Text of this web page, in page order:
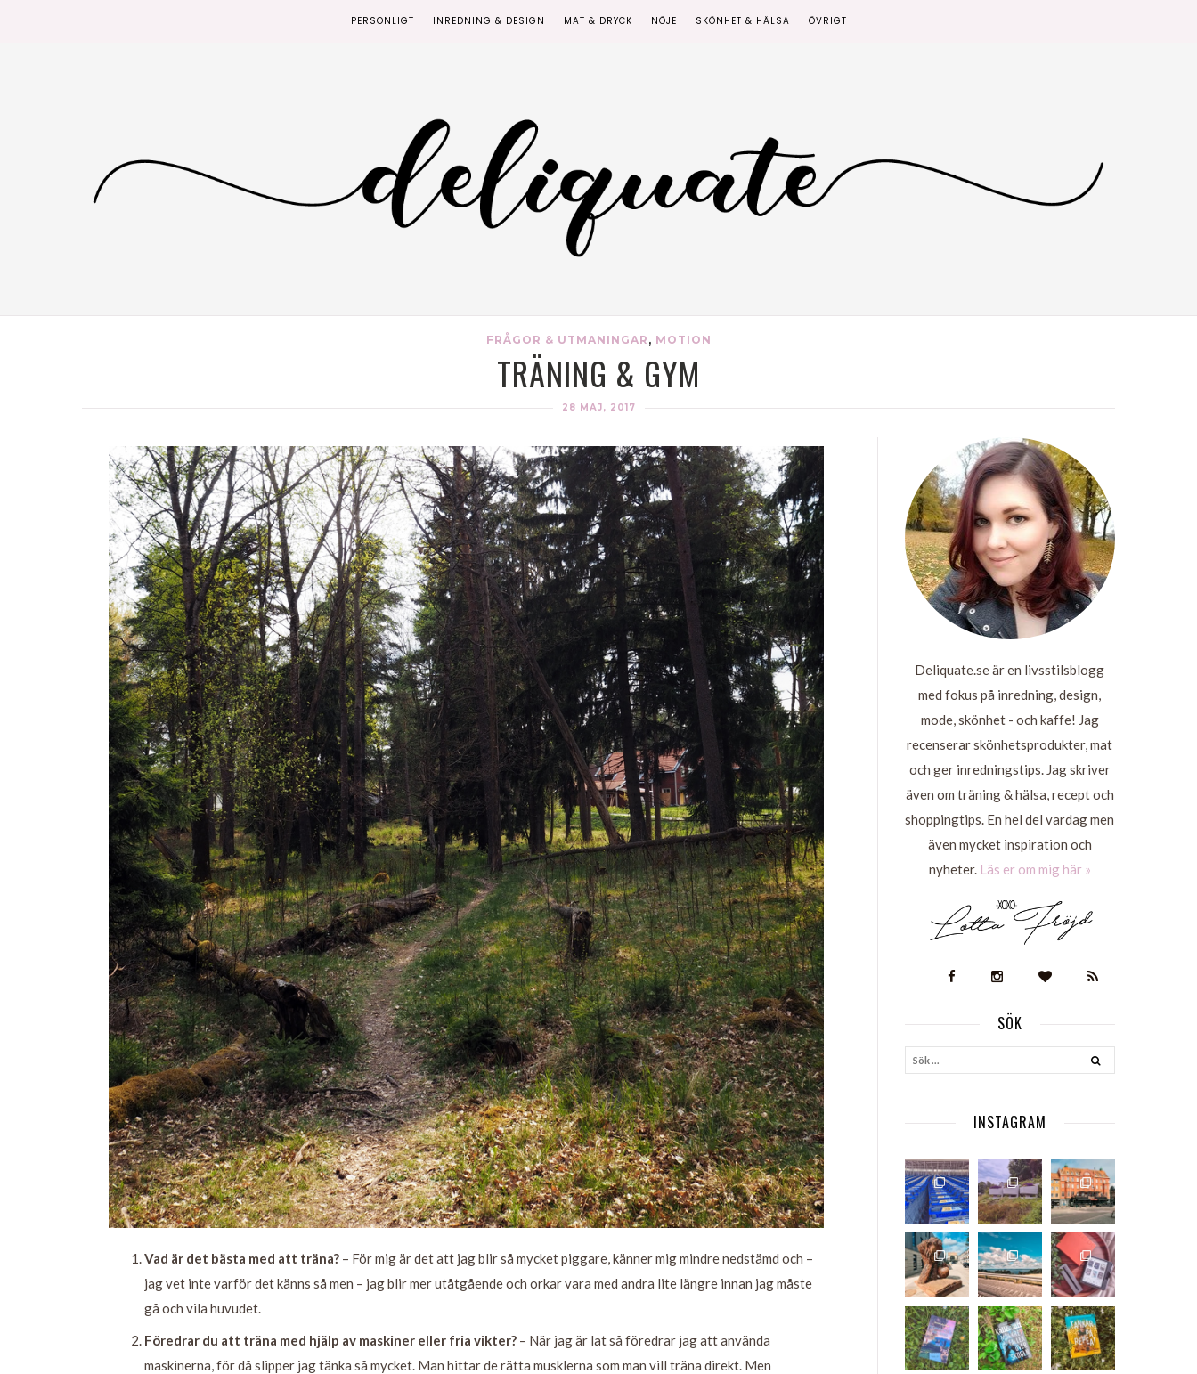
PERSONLIGT INREDNING & DESIGN MAT & DRYCK NÖJE SKÖNHET & HÄLSA ÖVRIGT
FRÅGOR & UTMANINGAR , MOTION
TRÄNING & GYM
28 MAJ, 2017
Vad är det bästa med att träna? – För mig är det att jag blir så mycket piggare, känner mig mindre nedstämd och –
jag vet inte varför det känns så men – jag blir mer utåtgående och orkar vara med andra lite längre innan jag måste
gå och vila huvudet.
Föredrar du att träna med hjälp av maskiner eller fria vikter? – När jag är lat så föredrar jag att använda
maskinerna, för då slipper jag tänka så mycket. Man hittar de rätta musklerna som man vill träna direkt. Men
Deliquate.se är en livsstilsblogg
med fokus på inredning, design,
mode, skönhet - och kaffe! Jag
recenserar skönhetsprodukter, mat
och ger inredningstips. Jag skriver
även om träning & hälsa, recept och
shoppingtips. En hel del vardag men
även mycket inspiration och
nyheter. Läs er om mig här »
SÖK
INSTAGRAM